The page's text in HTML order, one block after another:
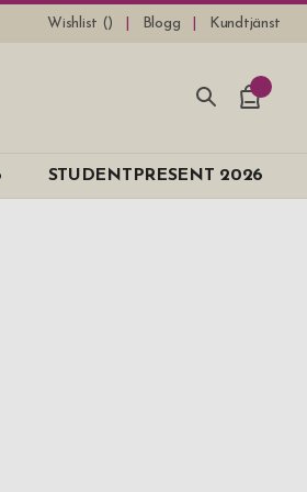
Wishlist () Blogg Kundtjänst
STUDENTPRESENT 2026